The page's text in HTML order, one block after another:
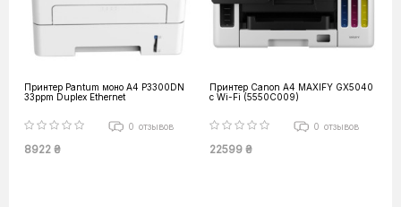
Принтер Pantum моно A4 P3300DN
33ppm Duplex Ethernet
0 отзывов
8922 ₴
Принтер Canon А4 MAXIFY GX5040
с Wi-Fi (5550C009)
0 отзывов
22599 ₴